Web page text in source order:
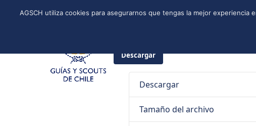
Instagram
Facebook
YouTube
Twitter
Spotify
LinkedIn
Descargar
Descargar
Tamaño del archivo
AGSCH utiliza cookies para asegurarnos que tengas la mejor